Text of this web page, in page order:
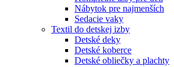
Nábytok pre najmenších
Sedacie vaky
Textil do detskej izby
Detské deky
Detské koberce
Detské obliečky a plachty